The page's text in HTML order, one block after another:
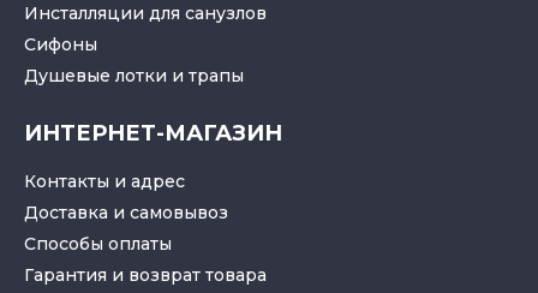
Инсталляции для санузлов
Cифоны
Душевые лотки и трапы
ИНТЕРНЕТ-МАГАЗИН
Контакты и адрес
Доставка и самовывоз
Способы оплаты
Гарантия и возврат товара